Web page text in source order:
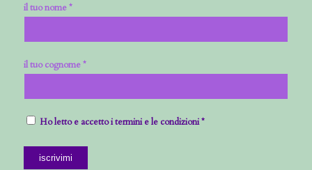
il tuo nome *
il tuo cognome *
Ho letto e accetto i termini e le condizioni *